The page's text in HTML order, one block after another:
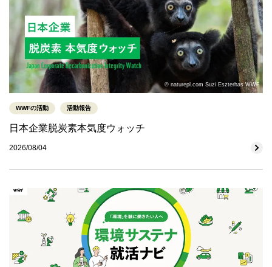
© naturepl.com Suzi Eszterhas WWF
WWFの活動 活動報告
日本企業脱炭素本気度ウォッチ
2026/08/04